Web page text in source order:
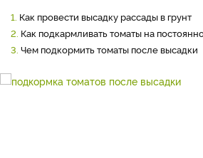
1. Как провести высадку рассады в грунт
2. Как подкармливать томаты на
3. Чем подкормить томаты после высадки